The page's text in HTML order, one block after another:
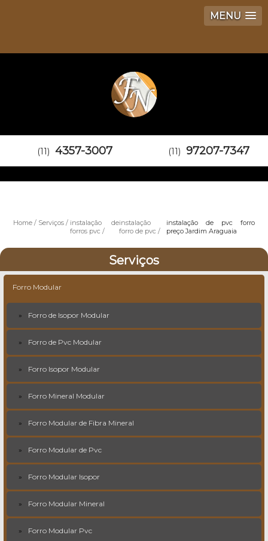
MENU
(11) 4357-3007 (11) 97207-7347
Home Serviços
instalação de
forros pvc
instalação
forro de pvc
instalação de pvc forro
preço Jardim Araguaia
Serviços
Forro Modular
Forro de Isopor Modular
Forro de Pvc Modular
Forro Isopor Modular
Forro Mineral Modular
Forro Modular de Fibra Mineral
Forro Modular de Pvc
Forro Modular Isopor
Forro Modular Mineral
Forro Modular Pvc